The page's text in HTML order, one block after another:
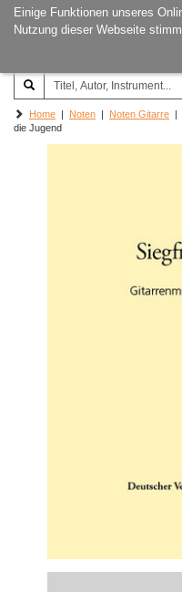
Einige Funktionen unseres
Nutzung dieser Webseite
Hamburg
Home | Noten | Noten Gitarre |
die Jugend